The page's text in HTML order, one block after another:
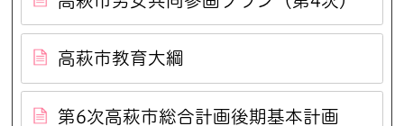
高萩市教育大綱
第6次高萩市総合計画後期基本計画